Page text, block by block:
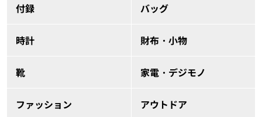
付録 バッグ
時計 財布・小物
靴 家電・デジモノ
ファッション アウトドア